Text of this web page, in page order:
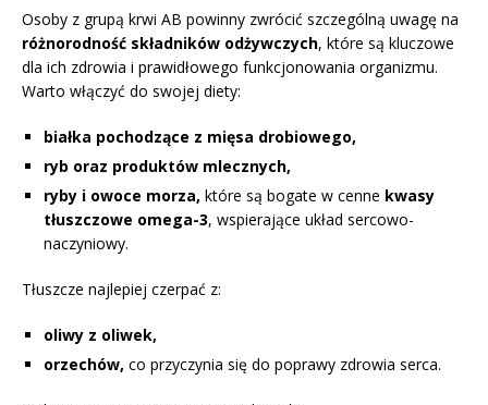
Osoby z grupą krwi AB powinny zwrócić szczególną uwagę na
różnorodność składników odżywczych, które są kluczowe
dla ich zdrowia i prawidłowego funkcjonowania organizmu.
Warto włączyć do swojej diety:
białka pochodzące z mięsa drobiowego,
ryb oraz produktów mlecznych,
ryby i owoce morza, które są bogate w cenne kwasy
tłuszczowe omega-3, wspierające układ sercowo-
naczyniowy.
Tłuszcze najlepiej czerpać z:
oliwy z oliwek,
orzechów, co przyczynia się do poprawy zdrowia serca.